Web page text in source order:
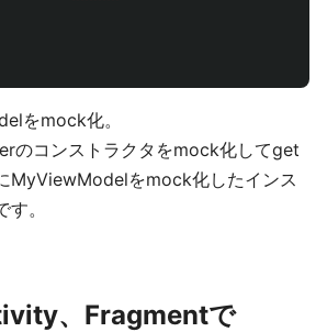
をmock化。
のコンストラクタをmock化してget
MyViewModelをmock化したインス
。
、Fragmentで